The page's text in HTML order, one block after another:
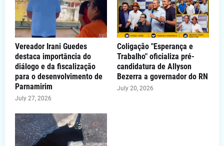
Vereador Irani Guedes
destaca importância do
diálogo e da fiscalização
para o desenvolvimento de
Parnamirim
July 27, 2026
Coligação "Esperança e
Trabalho" oficializa pré-
candidatura de Allyson
Bezerra a governador do RN
July 20, 2026